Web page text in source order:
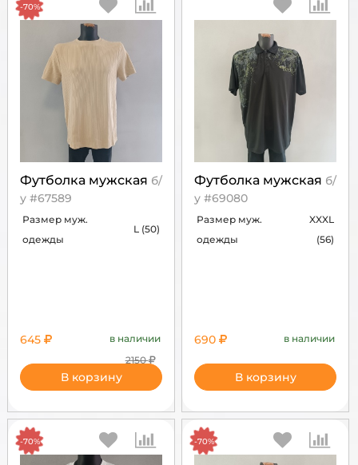
Футболка мужская б/
у #67589
Размер муж.
одежды
L (50)
-70%
645
в наличии
2150
В корзину
Футболка мужская б/
у #69080
Размер муж.
одежды
XXXL
(56)
690 в наличии
В корзину
-70% -70%